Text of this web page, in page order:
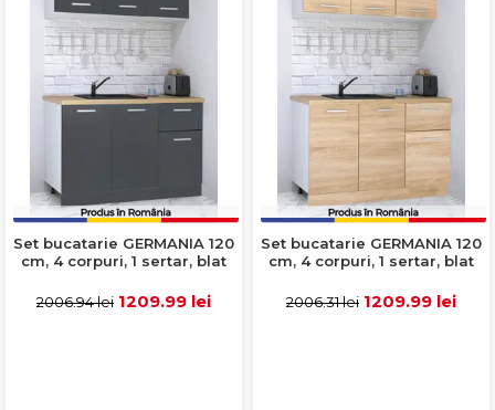
Set bucatarie GERMANIA 120
cm, 4 corpuri, 1 sertar, blat
2006.94 lei 1209.99 lei
Set bucatarie GERMANIA 120
cm, 4 corpuri, 1 sertar, blat
2006.31 lei 1209.99 lei